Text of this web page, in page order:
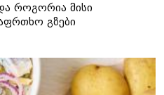
როგორია მისი
გზები